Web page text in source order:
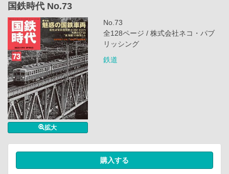
国鉄時代 No.73
拡大
No.73
全128ページ / 株式会社ネコ・パブ
リッシング
鉄道
購入する